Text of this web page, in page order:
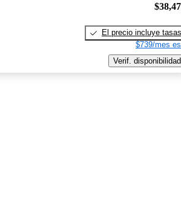
El precio incluye tasas
$739/mes
Verif. disponibilidad